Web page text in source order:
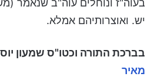
בעוה"ז ונוחלים עוה"ב שנאמר
יש. ואוצרותיהם אמלא.
בברכת התורה וכטו"ס שמעון
מאיר